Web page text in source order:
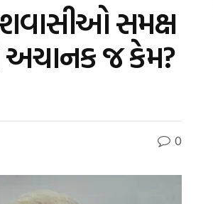
સમક્ષ
અચાનક જ કેમ?
0